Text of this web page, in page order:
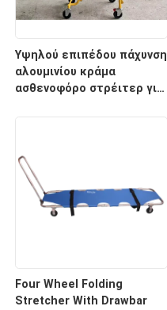
Υψηλού επιπέδου πάχυνση
αλουμινίου κράμα
ασθενοφόρο στρέιτερ για
νοσοκομειακή χρήση
Four Wheel Folding
Stretcher With Drawbar